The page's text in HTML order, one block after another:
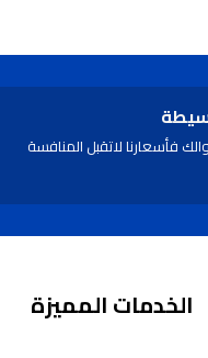
فأسعارنا لاتقبل المنافسة
الخدمات المميزة